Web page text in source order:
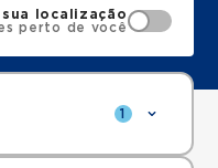
localização
perto de você
1